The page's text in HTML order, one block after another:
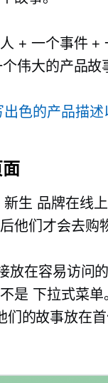
+ 一个事件 +
伟大的产品故
出色的产品描述
新生 品牌在线
他们才会去购
放在容易访
是 下拉式菜单
们的故事放在